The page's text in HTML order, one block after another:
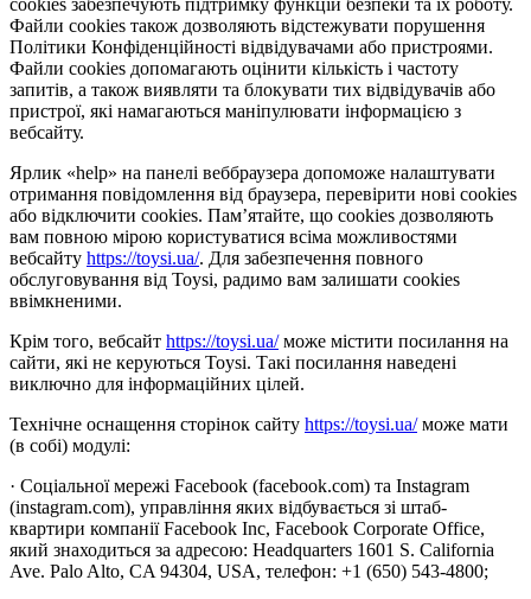
Файли cookies також дозволяють відстежувати порушення
Політики Конфіденційності відвідувачами або пристроями.
Файли cookies допомагають оцінити кількість і частоту
запитів, а також виявляти та блокувати тих відвідувачів або
пристрої, які намагаються маніпулювати інформацією з
вебсайту.
Ярлик «help» на панелі веббраузера допоможе налаштувати
отримання повідомлення від браузера, перевірити нові cookies
або відключити cookies. Пам’ятайте, що cookies дозволяють
вам повною мірою користуватися всіма можливостями
вебсайту https://toysi.ua/. Для забезпечення повного
обслуговування від Toysi, радимо вам залишати cookies
ввімкненими.
Крім того, вебсайт https://toysi.ua/може містити посилання на
сайти, які не керуються Toysi. Такі посилання наведені
виключно для інформаційних цілей.
Технічне оснащення сторінок сайту https://toysi.ua/може мати
(в собі) модулі:
· Соціальної мережі Facebook (facebook.com) та Instagram
(instagram.com), управління яких відбувається зі штаб-
квартири компанії Facebook Inc, Facebook Corporate Office,
який знаходиться за адресою: Headquarters 1601 S. California
Ave. Palo Alto, CA 94304, USA, телефон: +1 (650) 543-4800;